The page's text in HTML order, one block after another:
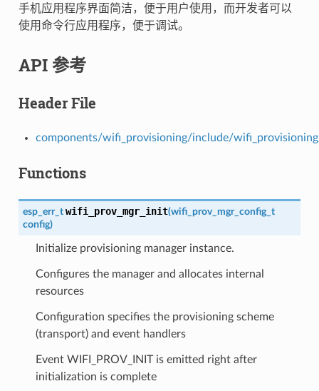
手机应用程序界面简洁，便于用户使用，而开发者可以
使用命令行应用程序，便于调试。
API 参考
Header File
components/wifi_provisioning/include/
Functions
esp_err_t wifi_prov_mgr_init(wifi_prov_mgr_config_t
config)
Initialize provisioning manager instance.
Configures the manager and allocates internal
resources
Configuration specifies the provisioning scheme
(transport) and event handlers
Event WIFI_PROV_INIT is emitted right after
initialization is complete